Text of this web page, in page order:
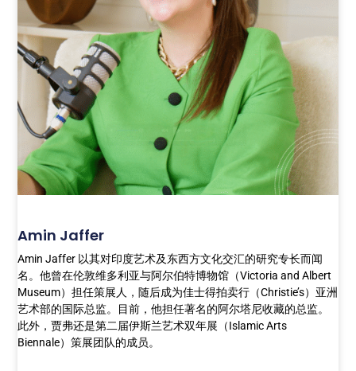
Amin Jaffer
Amin Jaffer 以其对印度艺术及东西方文化交汇的研究专长而闻
名。他曾在伦敦维多利亚与阿尔伯特博物馆（Victoria and Albert
Museum）担任策展人，随后成为佳士得拍卖行（Christie’s）亚洲
艺术部的国际总监。目前，他担任著名的阿尔塔尼收藏的总监。
此外，贾弗还是第二届伊斯兰艺术双年展（Islamic Arts
Biennale）策展团队的成员。